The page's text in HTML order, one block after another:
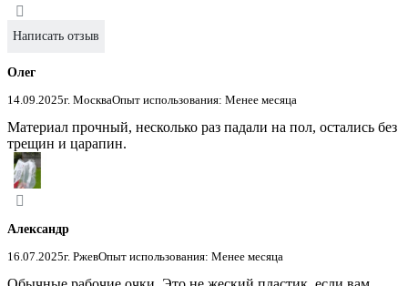
Написать отзыв
Олег
14.09.2025г. МоскваОпыт использования: Менее месяца
Материал прочный, несколько раз падали на пол, остались без
трещин и царапин.
Александр
16.07.2025г. РжевОпыт использования: Менее месяца